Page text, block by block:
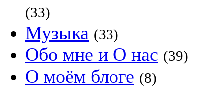
(33)
Музыка (33)
Обо мне и О нас (39)
О моём блоге (8)